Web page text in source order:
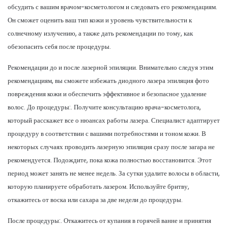
обсудить с вашим врачом-косметологом и следовать его рекомендациям.
Он сможет оценить ваш тип кожи и уровень чувствительности к
солнечному излучению, а также дать рекомендации по тому, как
обезопасить себя после процедуры.
Рекомендации до и после лазерной эпиляции. Внимательно следуя этим
рекомендациям, вы сможете избежать диодного лазера эпиляция фото
повреждения кожи и обеспечить эффективное и безопасное удаление
волос. До процедуры:. Получите консультацию врача-косметолога,
который расскажет все о нюансах работы лазера. Специалист адаптирует
процедуру в соответствии с вашими потребностями и тоном кожи. В
некоторых случаях проводить лазерную эпиляция сразу после загара не
рекомендуется. Подождите, пока кожа полностью восстановится. Этот
период может занять не менее недель. За сутки удалите волосы в области,
которую планируете обработать лазером. Используйте бритву,
откажитесь от воска или сахара за две недели до процедуры.
После процедуры:. Откажитесь от купания в горячей ванне и принятия